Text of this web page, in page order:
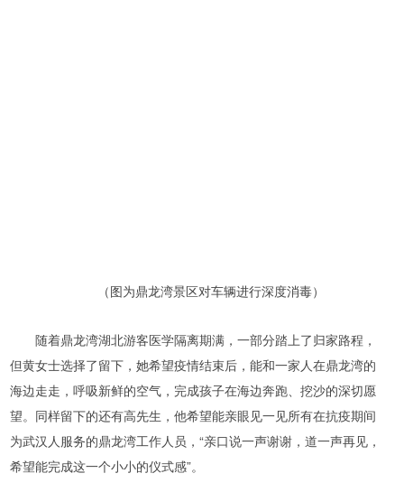
（图为鼎龙湾景区对车辆进行深度消毒）
随着鼎龙湾湖北游客医学隔离期满，一部分踏上了归家路程，
但黄女士选择了留下，她希望疫情结束后，能和一家人在鼎龙湾的
海边走走，呼吸新鲜的空气，完成孩子在海边奔跑、挖沙的深切愿
望。同样留下的还有高先生，他希望能亲眼见一见所有在抗疫期间
为武汉人服务的鼎龙湾工作人员，“亲口说一声谢谢，道一声再见，
希望能完成这一个小小的仪式感”。